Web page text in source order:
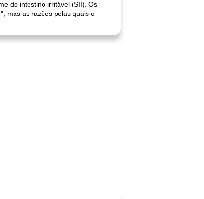
do intestino irritável (SII). Os
mas as razões pelas quais o